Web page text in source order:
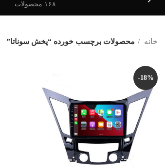
۱۶۸ محصولات
خانه محصولات برچسب خورده “پخش سوناتا”
-18%